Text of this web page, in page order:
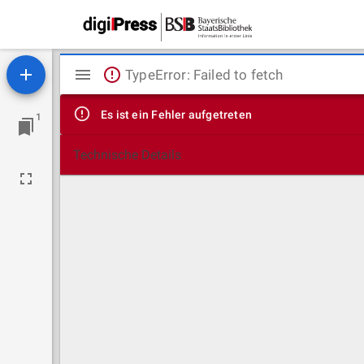
1
Mirador
Viewer
TypeError: Failed to fetch
Es ist ein Fehler aufgetreten
Technische Details